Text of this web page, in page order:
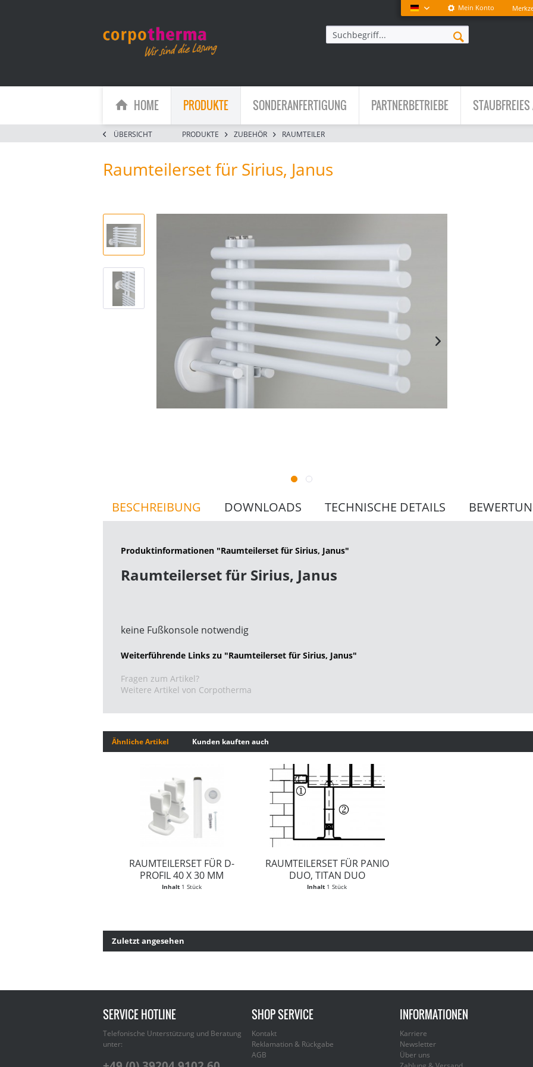
Deutsch Mein Konto
HOME PRODUKTE SONDERANFERTIGUNG PARTNERBETRIEBE STAUBFREIES
ÜBERSICHT PRODUKTE ZUBEHÖR RAUMTEILER
Raumteilerset für Sirius, Janus
BESCHREIBUNG DOWNLOADS TECHNISCHE DETAILS
Produktinformationen "Raumteilerset für Sirius, Janus"
Raumteilerset für Sirius, Janus
keine Fußkonsole notwendig
Weiterführende Links zu "Raumteilerset für Sirius, Janus"
Fragen zum Artikel?
Weitere Artikel von Corpotherma
Ähnliche Artikel Kunden kauften auch
RAUMTEILERSET FÜR D-
PROFIL 40 X 30 MM
Inhalt 1 Stück
RAUMTEILERSET FÜR PANIO
DUO, TITAN DUO
Inhalt 1 Stück
Zuletzt angesehen
SERVICE HOTLINE
Telefonische Unterstützung und Beratung
unter:
SHOP SERVICE
Kontakt
Reklamation & Rückgabe
AGB
INFORMATIONEN
Karriere
Newsletter
Über uns